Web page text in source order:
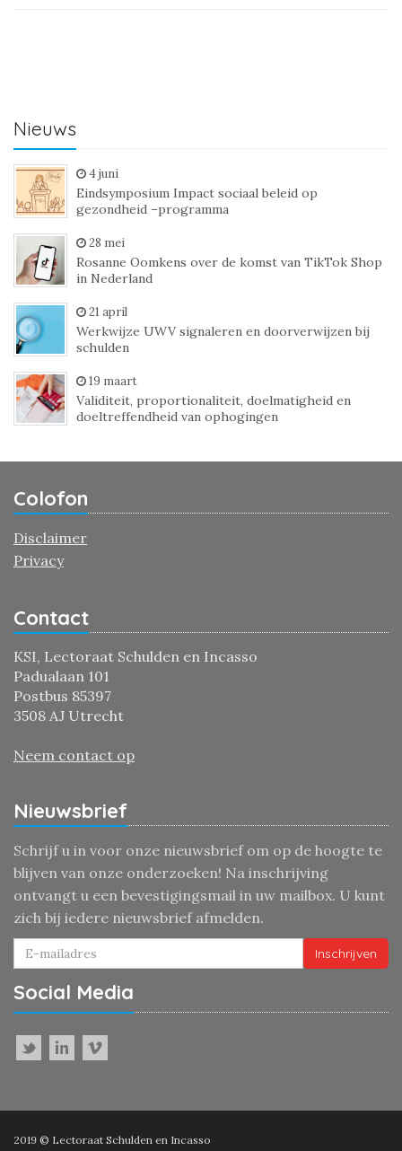
Nieuws
4 juni
Eindsymposium Impact sociaal beleid op
gezondheid –programma
28 mei
Rosanne Oomkens over de komst van TikTok Shop
in Nederland
21 april
Werkwijze UWV signaleren en doorverwijzen bij
schulden
19 maart
Validiteit, proportionaliteit, doelmatigheid en
doeltreffendheid van ophogingen
Colofon
Disclaimer
Privacy
Contact
KSI, Lectoraat Schulden en Incasso
Padualaan 101
Postbus 85397
3508 AJ Utrecht
Neem contact op
Nieuwsbrief
Schrijf u in voor onze nieuwsbrief om op de hoogte te
blijven van onze onderzoeken! Na inschrijving
ontvangt u een bevestigingsmail in uw mailbox. U kunt
zich bij iedere nieuwsbrief afmelden.
Inschrijven
Social Media
2019 © Lectoraat Schulden en Incasso